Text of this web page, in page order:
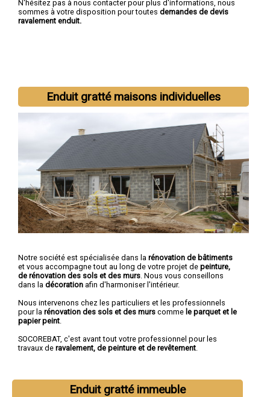
N'hésitez pas à nous contacter pour plus d'informations, nous
sommes à votre disposition pour toutes demandes de devis
ravalement enduit.
Nous intervenons aussi dans les villes suivantes :Belfort,Delle,
Beaucourt,Bavilliers,Danjoutin, Offemont , Giromagny
Grandvillars,Essert
Enduit gratté maisons individuelles
Notre société est spécialisée dans la rénovation de bâtiments
et vous accompagne tout au long de votre projet de peinture,
de rénovation des sols et des murs . Nous vous conseillons
dans la décoration afin d'harmoniser l'intérieur.
Nous intervenons chez les particuliers et les professionnels
pour la rénovation des sols et des murs comme le parquet et le
papier peint
SOCOREBAT, c'est avant tout votre professionnel pour les
travaux de ravalement, de peinture et de revêtement
Enduit gratté immeuble